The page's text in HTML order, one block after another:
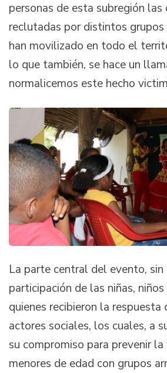
personas de esta subregión las
reclutadas por distintos grupos
han movilizado en todo el
lo que también, se hace un
normalicemos este hecho
La parte central del evento, sin
participación de las niñas,
quienes recibieron la
actores sociales, los cuales, a
su compromiso para prevenir
menores de edad con grupos